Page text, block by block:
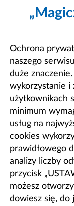
Ochrona
naszego
duże
wykorzystanie i
użytkownikach
minimum
usług na
cookies
prawidłowego
analizy liczby
przycisk
możesz
dowiesz się, do